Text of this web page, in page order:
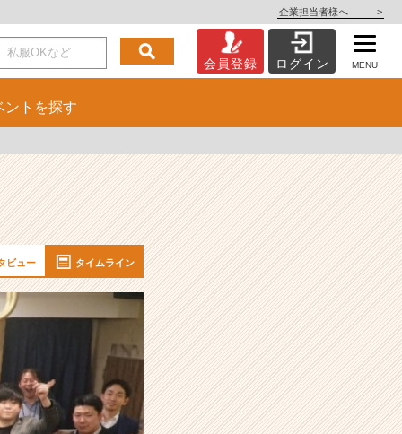
企業担当者様へ >
会員登録 ログイン MENU
ント を探す
ビュー タイムライン